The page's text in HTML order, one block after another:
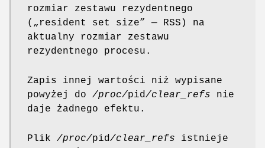
rozmiar zestawu rezydentnego
(„resident set size” — RSS) na
aktualny rozmiar zestawu
rezydentnego procesu.
Zapis innej wartości niż wypisane
powyżej do /proc/pid/clear_refs nie
daje żadnego efektu.
Plik /proc/pid/clear_refs istnieje